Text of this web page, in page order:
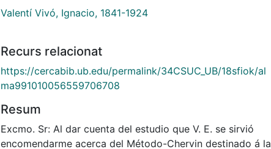
Valentí Vivó, Ignacio, 1841-1924
Recurs relacionat
https://cercabib.ub.edu/permalink/34CSUC_UB/18sfiok/al
ma991010056559706708
Resum
Excmo. Sr: Al dar cuenta del estudio que V. E. se sirvió
encomendarme acerca del Método-Chervin destinado á la